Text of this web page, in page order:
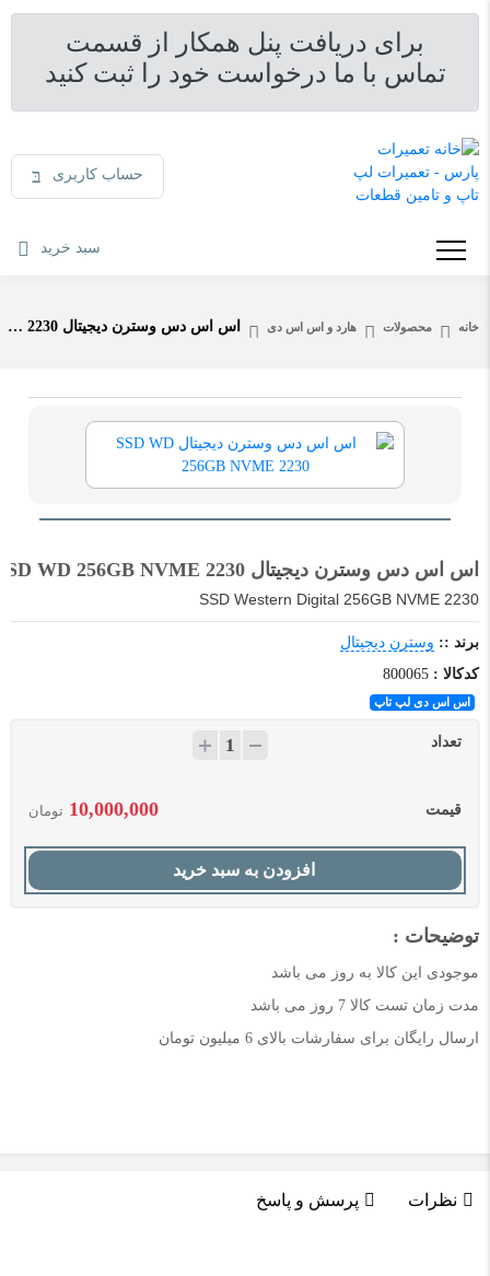
برای دریافت پنل همکار از قسمت
تماس با ما درخواست خود را ثبت کنید
حساب کاربری
سبد خرید
خانه محصولات هارد و اس اس دی اس اس دس وسترن دیجیتال SSD WD 256GB NVME 2230
اس اس دس وسترن دیجیتال SSD WD 256GB NVME 2230
SSD Western Digital 256GB NVME 2230
برند :: وسترن دیجیتال
کدکالا : 800065
اس اس دی لپ تاپ
تعداد
قیمت 10,000,000 تومان
افزودن به سبد خرید
توضیحات :
موجودی این کالا به روز می باشد
مدت زمان تست کالا 7 روز می باشد
ارسال رایگان برای سفارشات بالای 6 میلیون تومان
نظرات پرسش و پاسخ